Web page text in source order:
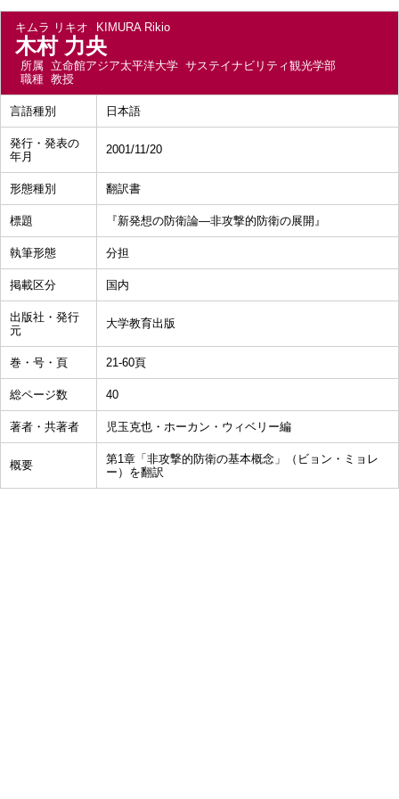
キムラ リキオ KIMURA Rikio
木村 力央
所属 立命館アジア太平洋大学 サステイナビリティ観光学部
職種 教授
言語種別 日本語
発行・発表の
年月
2001/11/20
形態種別 翻訳書
標題 『新発想の防衛論―非攻撃的防衛の展開』
執筆形態 分担
掲載区分 国内
出版社・発行
元
大学教育出版
巻・号・頁 21-60頁
総ページ数 40
著者・共著者 児玉克也・ホーカン・ウィベリー編
概要
第1章「非攻撃的防衛の基本概念」（ビョン・ミョレ
ー）を翻訳